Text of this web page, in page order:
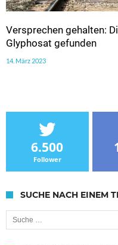
Versprechen gehalten:
Glyphosat gefunden
14. März 2023
6.500
Follower
SUCHE NACH EINEM
Suche nach: